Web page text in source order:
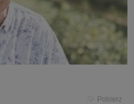
Pobierz